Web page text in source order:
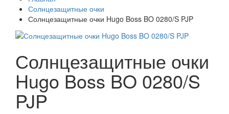
Солнцезащитные очки
Солнцезащитные очки Hugo Boss BO 0280/S PJP
Солнцезащитные очки
Hugo Boss BO 0280/S
PJP